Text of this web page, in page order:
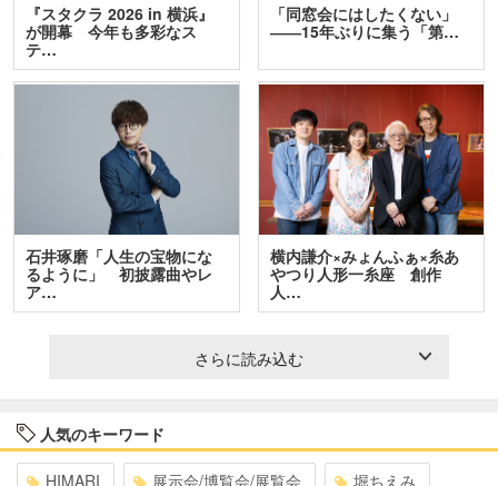
『スタクラ 2026 in 横浜』
が開幕 今年も多彩なス
テ…
「同窓会にはしたくない」
――15年ぶりに集う「第…
石井琢磨「人生の宝物にな
るように」 初披露曲やレ
ア…
横内謙介×みょんふぁ×糸あ
やつり人形一糸座 創作
人…
さらに読み込む
人気のキーワード
HIMARI 展示会/博覧会/展覧会 堀ちえみ